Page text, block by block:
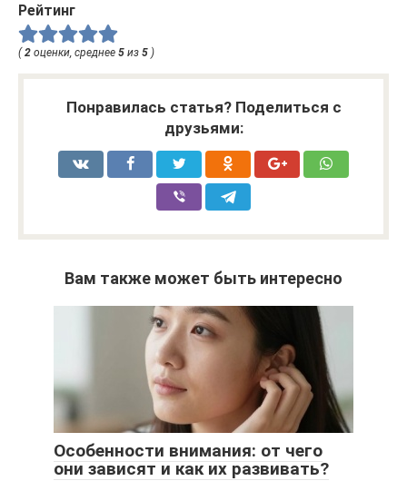
Рейтинг
( 2 оценки, среднее 5 из 5 )
Понравилась статья? Поделиться с
друзьями:
Вам также может быть интересно
Особенности внимания: от чего
они зависят и как их развивать?